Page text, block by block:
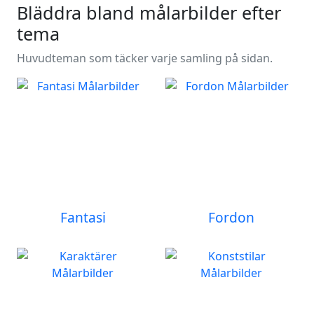
Bläddra bland målarbilder efter
tema
Huvudteman som täcker varje samling på sidan.
Fantasi Fordon